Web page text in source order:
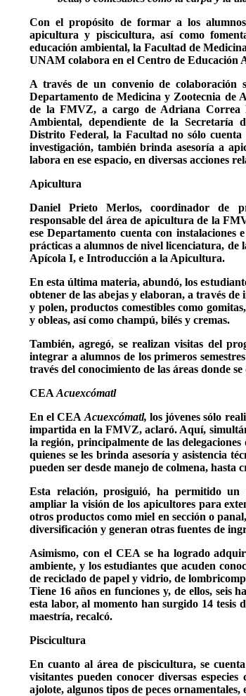
Con el propósito de formar a los
apicultura y piscicultura, así como
educación ambiental, la Facultad de
UNAM colabora en el Centro de Educación
A través de un convenio de colaboración
Departamento de Medicina y Zootecnia de
de la FMVZ, a cargo de Adriana Correa
Ambiental, dependiente de la Secretaría
Distrito Federal, la Facultad no sólo
investigación, también brinda asesoría a
labora en ese espacio, en diversas acciones
Apicultura
Daniel Prieto Merlos, coordinador de
responsable del área de apicultura de la
ese Departamento cuenta con instalaciones
prácticas a alumnos de nivel licenciatura, de
Apícola I, e Introducción a la Apicultura.
En esta última materia, abundó, los
obtener de las abejas y elaboran, a través de
y polen, productos comestibles como
y obleas, así como champú, bilés y cremas.
También, agregó, se realizan visitas del
integrar a alumnos de los primeros
través del conocimiento de las áreas donde
CEA Acuexcómatl
En el CEA Acuexcómatl, los jóvenes sólo
impartida en la FMVZ, aclaró. Aquí,
la región, principalmente de las
quienes se les brinda asesoría y asistencia
pueden ser desde manejo de colmena, hasta
Esta relación, prosiguió, ha permitido un
ampliar la visión de los apicultores para
otros productos como miel en sección o
diversificación y generan otras fuentes de
Asimismo, con el CEA se ha logrado
ambiente, y los estudiantes que acuden
de reciclado de papel y vidrio, de
Tiene 16 años en funciones y, de ellos, seis
esta labor, al momento han surgido 14 tesis
maestría, recalcó.
Piscicultura
En cuanto al área de piscicultura, se
visitantes pueden conocer diversas
ajolote, algunos tipos de peces